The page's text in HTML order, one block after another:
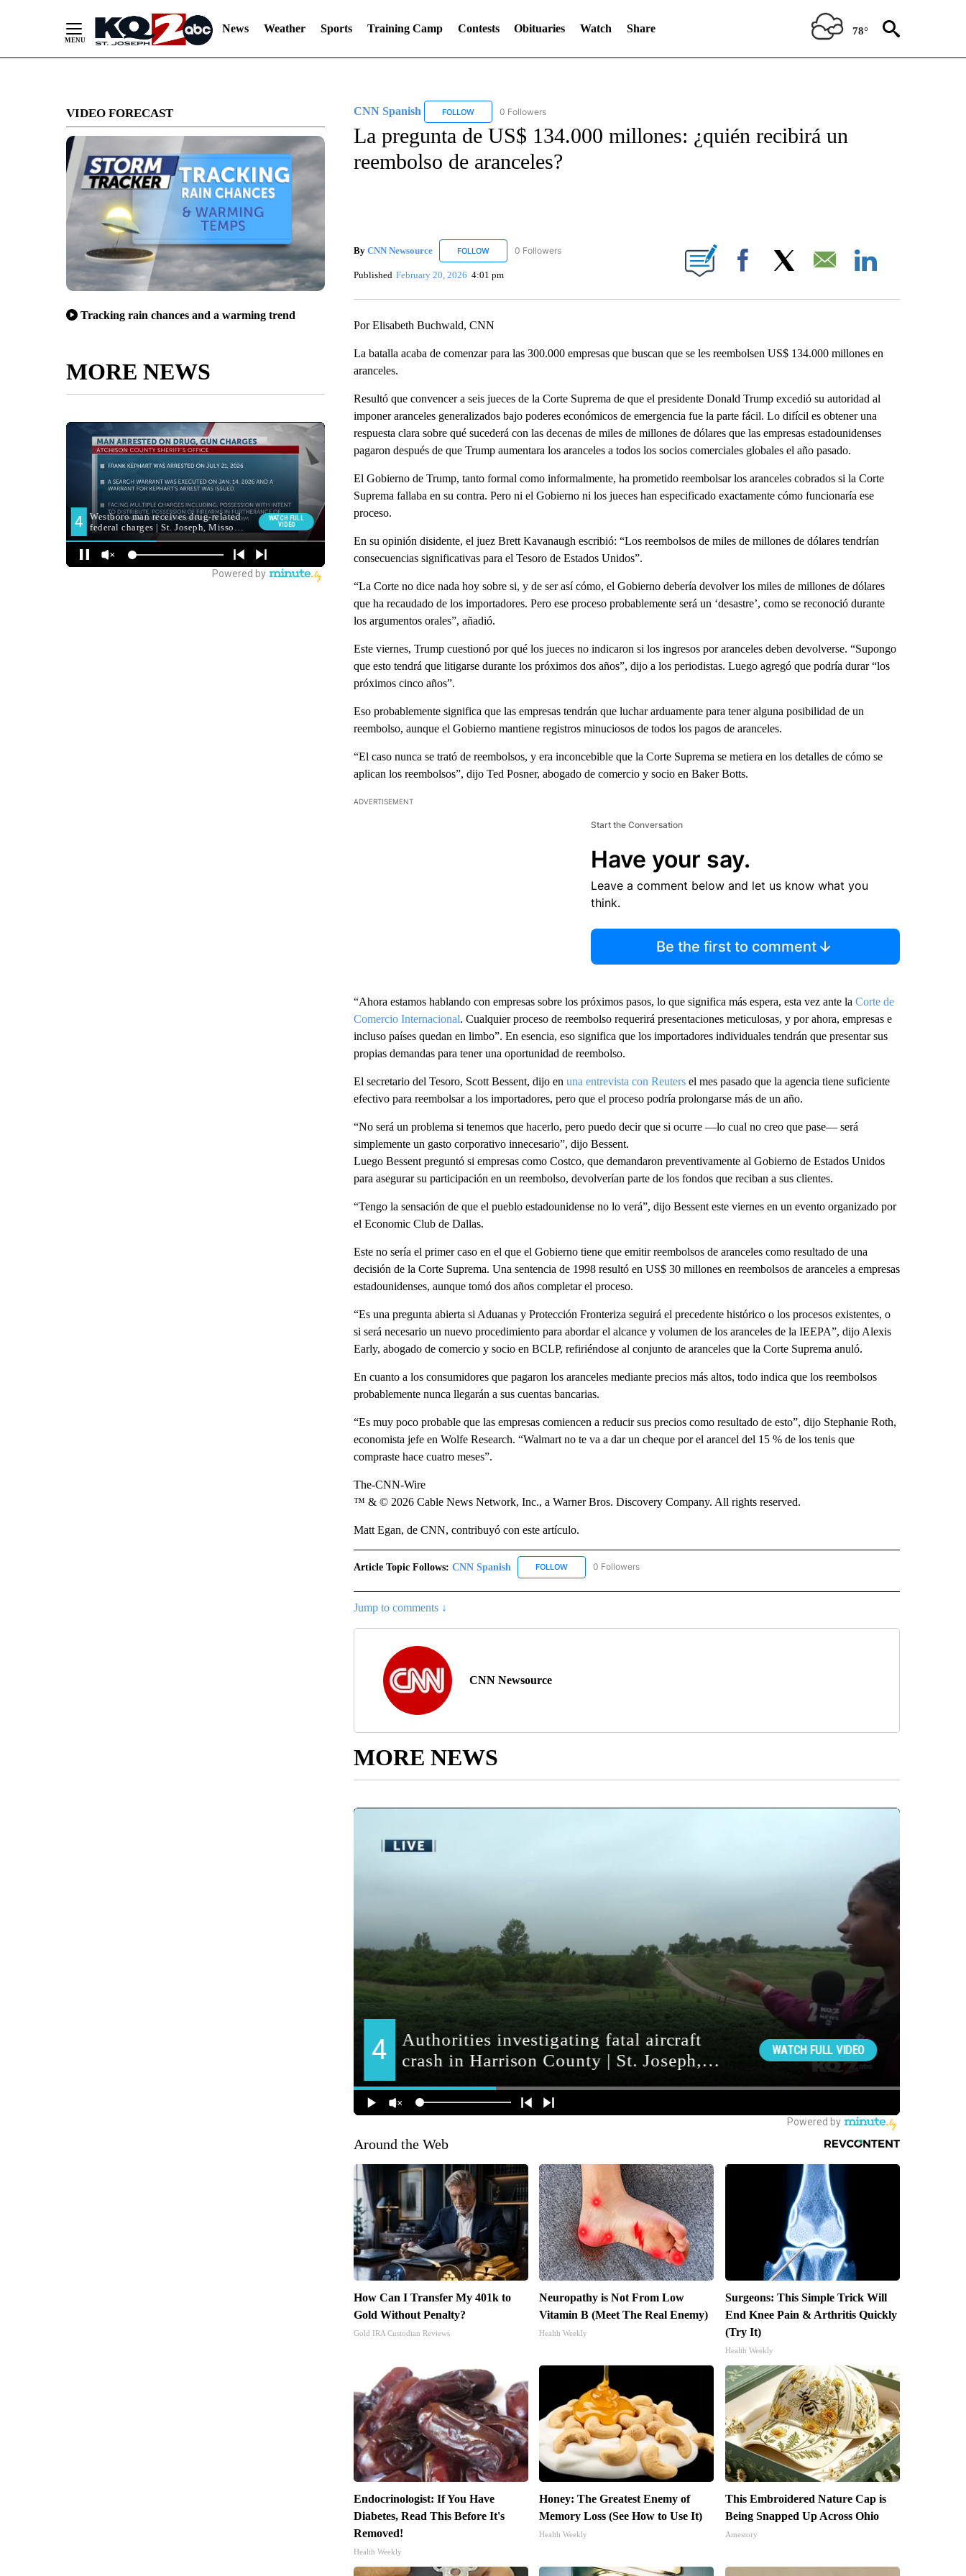
News Weather Sports Training Camp Contests Obituaries Watch Share 78°
VIDEO FORECAST
Tracking rain chances and a warming trend
MORE NEWS
CNN Spanish FOLLOWFOLLOW "CNN SPANISH" TO RECEIVE NOTIFICATIONS ABOUT NEW PAGES ON "CNN SPANISH".
0 Followers
La pregunta de US$ 134.000 millones: ¿quién recibirá un
reembolso de aranceles?
By CNN Newsource FOLLOWFOLLOW "CNN NEWSOURCE" TO RECEIVE NOTIFICATIONS ABOUT NEW PAGES ON "CNN NEWSOURCE".
0 Followers
Published February 20, 2026 4:01 pm Facebook Email
Por Elisabeth Buchwald, CNN
La batalla acaba de comenzar para las 300.000 empresas que buscan que se les reembolsen US$ 134.000 millones en
aranceles.
Resultó que convencer a seis jueces de la Corte Suprema de que el presidente Donald Trump excedió su autoridad al
imponer aranceles generalizados bajo poderes económicos de emergencia fue la parte fácil. Lo difícil es obtener una
respuesta clara sobre qué sucederá con las decenas de miles de millones de dólares que las empresas estadounidenses
pagaron después de que Trump aumentara los aranceles a todos los socios comerciales globales el año pasado.
El Gobierno de Trump, tanto formal como informalmente, ha prometido reembolsar los aranceles cobrados si la Corte
Suprema fallaba en su contra. Pero ni el Gobierno ni los jueces han especificado exactamente cómo funcionaría ese
proceso.
En su opinión disidente, el juez Brett Kavanaugh escribió: “Los reembolsos de miles de millones de dólares tendrían
consecuencias significativas para el Tesoro de Estados Unidos”.
“La Corte no dice nada hoy sobre si, y de ser así cómo, el Gobierno debería devolver los miles de millones de dólares
que ha recaudado de los importadores. Pero ese proceso probablemente será un ‘desastre’, como se reconoció durante
los argumentos orales”, añadió.
Este viernes, Trump cuestionó por qué los jueces no indicaron si los ingresos por aranceles deben devolverse. “Supongo
que esto tendrá que litigarse durante los próximos dos años”, dijo a los periodistas. Luego agregó que podría durar “los
próximos cinco años”.
Eso probablemente significa que las empresas tendrán que luchar arduamente para tener alguna posibilidad de un
reembolso, aunque el Gobierno mantiene registros minuciosos de todos los pagos de aranceles.
“El caso nunca se trató de reembolsos, y era inconcebible que la Corte Suprema se metiera en los detalles de cómo se
aplican los reembolsos”, dijo Ted Posner, abogado de comercio y socio en Baker Botts.
ADVERTISEMENT
Start the Conversation
Have your say.
Leave a comment below and let us know what you
think.
Be the first to comment
“Ahora estamos hablando con empresas sobre los próximos pasos, lo que significa más espera, esta vez ante la Corte de
Comercio Internacional. Cualquier proceso de reembolso requerirá presentaciones meticulosas, y por ahora, empresas e
incluso países quedan en limbo”. En esencia, eso significa que los importadores individuales tendrán que presentar sus
propias demandas para tener una oportunidad de reembolso.
El secretario del Tesoro, Scott Bessent, dijo en una entrevista con Reutersel mes pasado que la agencia tiene suficiente
efectivo para reembolsar a los importadores, pero que el proceso podría prolongarse más de un año.
“No será un problema si tenemos que hacerlo, pero puedo decir que si ocurre —lo cual no creo que pase— será
simplemente un gasto corporativo innecesario”, dijo Bessent.
Luego Bessent preguntó si empresas como Costco, que demandaron preventivamente al Gobierno de Estados Unidos
para asegurar su participación en un reembolso, devolverían parte de los fondos que reciban a sus clientes.
“Tengo la sensación de que el pueblo estadounidense no lo verá”, dijo Bessent este viernes en un evento organizado por
el Economic Club de Dallas.
Este no sería el primer caso en el que el Gobierno tiene que emitir reembolsos de aranceles como resultado de una
decisión de la Corte Suprema. Una sentencia de 1998 resultó en US$ 30 millones en reembolsos de aranceles a empresas
estadounidenses, aunque tomó dos años completar el proceso.
“Es una pregunta abierta si Aduanas y Protección Fronteriza seguirá el precedente histórico o los procesos existentes, o
si será necesario un nuevo procedimiento para abordar el alcance y volumen de los aranceles de la IEEPA”, dijo Alexis
Early, abogado de comercio y socio en BCLP, refiriéndose al conjunto de aranceles que la Corte Suprema anuló.
En cuanto a los consumidores que pagaron los aranceles mediante precios más altos, todo indica que los reembolsos
probablemente nunca llegarán a sus cuentas bancarias.
“Es muy poco probable que las empresas comiencen a reducir sus precios como resultado de esto”, dijo Stephanie Roth,
economista jefe en Wolfe Research. “Walmart no te va a dar un cheque por el arancel del 15 % de los tenis que
compraste hace cuatro meses”.
The-CNN-Wire
™ & © 2026 Cable News Network, Inc., a Warner Bros. Discovery Company. All rights reserved.
Matt Egan, de CNN, contribuyó con este artículo.
Article Topic Follows: CNN Spanish FOLLOWFOLLOW "CNN SPANISH" TO RECEIVE NOTIFICATIONS ABOUT NEW PAGES ON "CNN SPANISH".
0 Followers
Jump to comments ↓
CNN Newsource
MORE NEWS
Around the Web
How Can I Transfer My 401k to
Gold Without Penalty?
Gold IRA Custodian Reviews
Neuropathy is Not From Low
Vitamin B (Meet The Real Enemy)
Health Weekly
Surgeons: This Simple Trick Will
End Knee Pain & Arthritis Quickly
(Try It)
Health Weekly
Endocrinologist: If You Have
Diabetes, Read This Before It's
Removed!
Health Weekly
Honey: The Greatest Enemy of
Memory Loss (See How to Use It)
Health Weekly
This Embroidered Nature Cap is
Being Snapped Up Across Ohio
Amestory